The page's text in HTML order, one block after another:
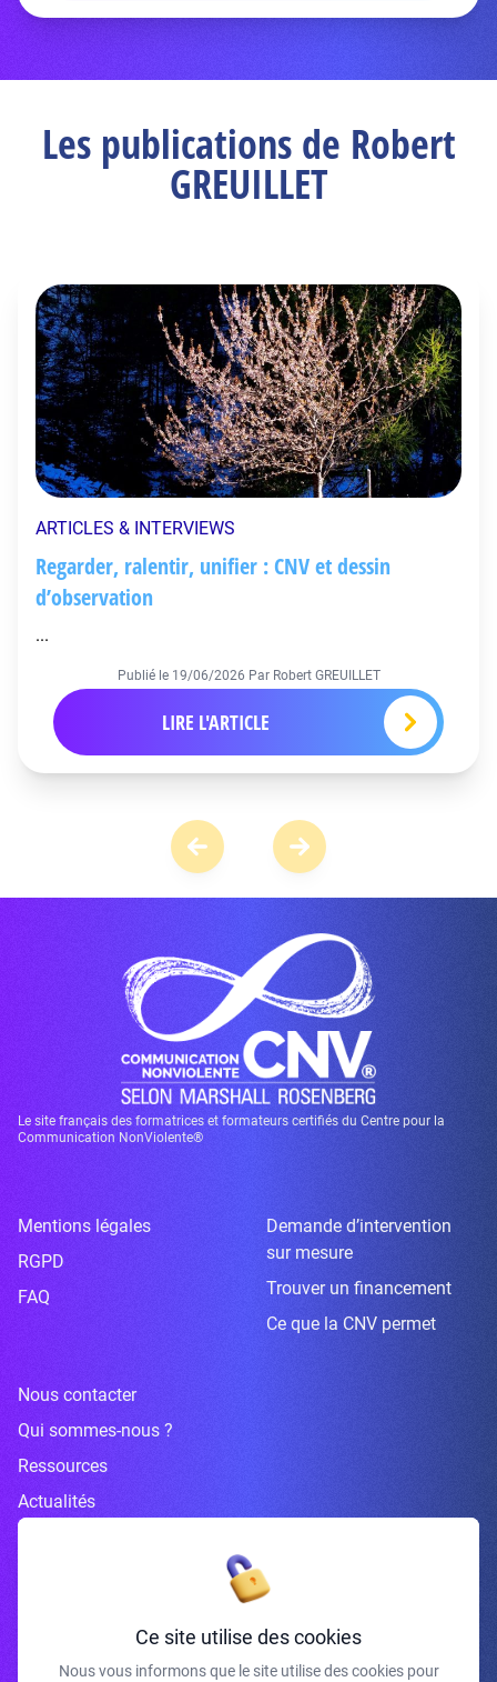
Les publications de Robert
GREUILLET
ARTICLES & INTERVIEWS
Regarder, ralentir, unifier : CNV et dessin
d’observation
...
Publié le 19/06/2026 Par Robert GREUILLET
LIRE L'ARTICLE
Le site français des formatrices et formateurs certifiés du Centre pour la
Communication NonViolente®
Mentions légales
RGPD
FAQ
Demande d’intervention
sur mesure
Trouver un financement
Ce que la CNV permet
Nous contacter
Qui sommes-nous ?
Ressources
Actualités
Inscrivez-vous à la newsletter
Ce site utilise des cookies
Nous vous informons que le site utilise des cookies pour